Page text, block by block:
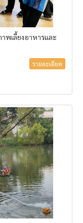
พเลี้ยงอาหารและ
รายละเอียด